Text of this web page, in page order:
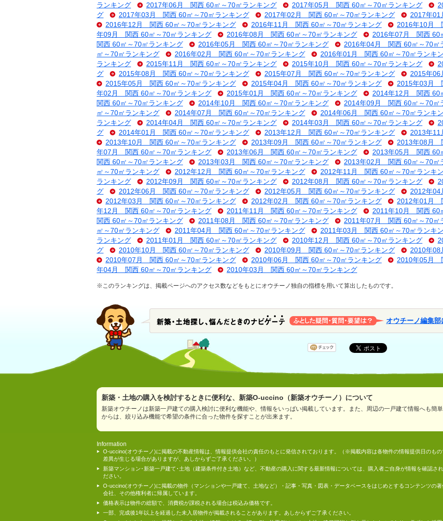
ランキング
2017年06月 関西 60㎡～70㎡ランキング 2017年05月 関西 60㎡～70㎡ランキング
グ
2017年03月 関西 60㎡～70㎡ランキング 2017年02月 関西 60㎡～70㎡ランキング
2017年
2016年12月 関西 60㎡～70㎡ランキング
2016年11月 関西 60㎡～70㎡ランキング 2016年10月
年09月 関西 60㎡～70㎡ランキング
2016年08月 関西 60㎡～70㎡ランキング 2016年07月 関西 60
関西 60㎡～70㎡ランキング
2016年05月 関西 60㎡～70㎡ランキング 2016年04月 関西 60㎡～70㎡
㎡～70㎡ランキング
2016年02月 関西 60㎡～70㎡ランキング 2016年01月 関西 60㎡～70㎡ランキ
ランキング
2015年11月 関西 60㎡～70㎡ランキング 2015年10月 関西 60㎡～70㎡ランキング
グ
2015年08月 関西 60㎡～70㎡ランキング 2015年07月 関西 60㎡～70㎡ランキング
2015年
2015年05月 関西 60㎡～70㎡ランキング
2015年04月 関西 60㎡～70㎡ランキング 2015年03月
年02月 関西 60㎡～70㎡ランキング
2015年01月 関西 60㎡～70㎡ランキング 2014年12月 関西 60
関西 60㎡～70㎡ランキング
2014年10月 関西 60㎡～70㎡ランキング 2014年09月 関西 60㎡～70㎡
㎡～70㎡ランキング
2014年07月 関西 60㎡～70㎡ランキング 2014年06月 関西 60㎡～70㎡ランキ
ランキング
2014年04月 関西 60㎡～70㎡ランキング 2014年03月 関西 60㎡～70㎡ランキング
グ
2014年01月 関西 60㎡～70㎡ランキング 2013年12月 関西 60㎡～70㎡ランキング
2013年
2013年10月 関西 60㎡～70㎡ランキング
2013年09月 関西 60㎡～70㎡ランキング 2013年08月
年07月 関西 60㎡～70㎡ランキング
2013年06月 関西 60㎡～70㎡ランキング 2013年05月 関西 60
関西 60㎡～70㎡ランキング
2013年03月 関西 60㎡～70㎡ランキング 2013年02月 関西 60㎡～70㎡
㎡～70㎡ランキング
2012年12月 関西 60㎡～70㎡ランキング 2012年11月 関西 60㎡～70㎡ランキ
ランキング
2012年09月 関西 60㎡～70㎡ランキング 2012年08月 関西 60㎡～70㎡ランキング
グ
2012年06月 関西 60㎡～70㎡ランキング 2012年05月 関西 60㎡～70㎡ランキング
2012年
2012年03月 関西 60㎡～70㎡ランキング
2012年02月 関西 60㎡～70㎡ランキング 2012年01月
年12月 関西 60㎡～70㎡ランキング
2011年11月 関西 60㎡～70㎡ランキング 2011年10月 関西 60
関西 60㎡～70㎡ランキング
2011年08月 関西 60㎡～70㎡ランキング 2011年07月 関西 60㎡～70㎡
㎡～70㎡ランキング
2011年04月 関西 60㎡～70㎡ランキング 2011年03月 関西 60㎡～70㎡ランキ
ランキング
2011年01月 関西 60㎡～70㎡ランキング 2010年12月 関西 60㎡～70㎡ランキング
グ
2010年10月 関西 60㎡～70㎡ランキング 2010年09月 関西 60㎡～70㎡ランキング
2010年
2010年07月 関西 60㎡～70㎡ランキング
2010年06月 関西 60㎡～70㎡ランキング 2010年05月
年04月 関西 60㎡～70㎡ランキング
2010年03月 関西 60㎡～70㎡ランキング
※このランキングは、掲載ページへのアクセス数などをもとにオウチーノ独自の指標を用いて算出したものです。
オウチーノ編集部
新築・土地の購入を検討するときに便利な、新築O-uccino（新築オウチーノ）について
新築オウチーノは新築一戸建ての購入検討に便利な機能や、情報をいっぱい掲載しています。また、周辺の一戸建て情報へも簡
からは、絞り込み機能で希望の条件に合った物件を探すことが出来ます。
Information
O-uccino(オウチーノ)に掲載の不動産情報は、情報提供会社の責任のもとに発信されております。（※掲載内容は各物件の情報提供日のも
差異が生じる場合がありますが、あしからずご了承ください。）
新築マンション･新築一戸建て･土地（建築条件付き土地）など、不動産の購入に関する最新情報については、購入者ご自身が情報を確認さ
ださい。
O-uccino(オウチーノ)に掲載の物件（マンションや一戸建て、土地など）・記事・写真・図表・データベースをはじめとするコンテンツの
会社、その他権利者に帰属しています。
価格表示は物件の総額で、消費税が課税される場合は税込み価格です。
一部、完成後1年以上を経過した未入居物件が掲載されることがあります。あしからずご了承ください。